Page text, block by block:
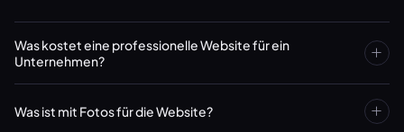
Was kostet eine professionelle Website für ein
Unternehmen?
Enthalten sind Konzept, Design, Texte, SEO-Grundoptimierung
Was ist mit Fotos für die Website?